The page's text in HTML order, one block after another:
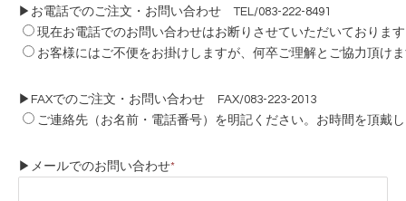
▶お電話でのご注文・お問い合わせ TEL/083-222-8491
現在お電話でのお問い合わせはお断りさせていただいておりま
お客様にはご不便をお掛けしますが、何卒ご理解とご協力頂け
▶FAXでのご注文・お問い合わせ FAX/083-223-2013
ご連絡先（お名前・電話番号）を明記ください。お時間を頂戴
▶メールでのお問い合わせ*